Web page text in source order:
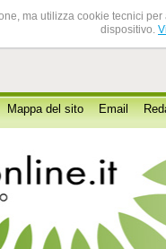
ma utilizza cookie tecnici
dispositivo.
Mappa del sito Email